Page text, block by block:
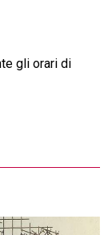
gli orari di